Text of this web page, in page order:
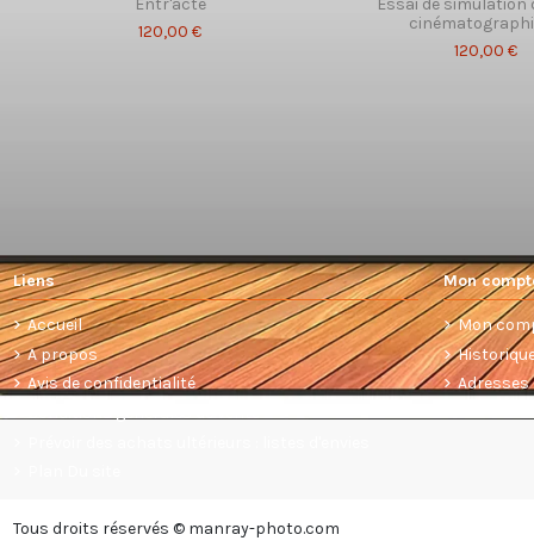
120,00 €
120,00 €
Liens
Accueil
A propos
Avis de confidentialité
Mon
Mon
Adresses
Tous droits réservés © manray-photo.com